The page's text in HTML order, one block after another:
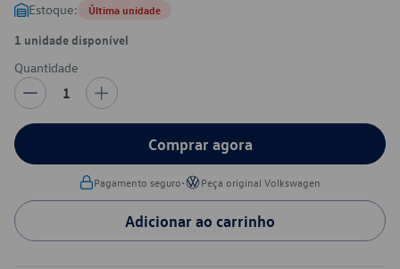
Estoque: Última unidade
1 unidade disponível
Quantidade
1
Comprar agora
Pagamento seguro• Peça original Volkswagen
Adicionar ao carrinho